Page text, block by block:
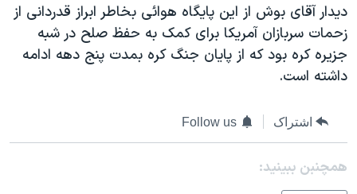
ديدار آقای بوش از اين پايگاه هوائی بخاطر ابراز قدردانی از
زحمات سربازان آمريکا برای کمک به حفظ صلح در شبه
جزيره کره بود که از پايان جنگ کره بمدت پنج دهه ادامه
داشته است.
اشتراک Follow us
همچنبن ببینید: